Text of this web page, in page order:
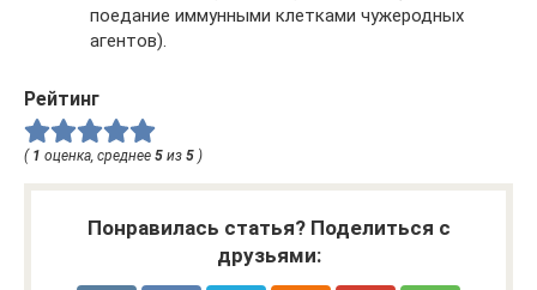
поедание иммунными клетками чужеродных
агентов).
Рейтинг
( 1 оценка, среднее 5 из 5 )
Понравилась статья? Поделиться с
друзьями: